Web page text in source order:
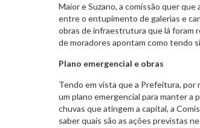
Maior e Suzano, a comissão quer
entre o entupimento de galerias e
obras de infraestrutura que lá foram
de moradores apontam como tendo
Plano emergencial e obras
Tendo em vista que a Prefeitura,
um plano emergencial para manter a
chuvas que atingem a capital, a
saber quais são as ações previstas